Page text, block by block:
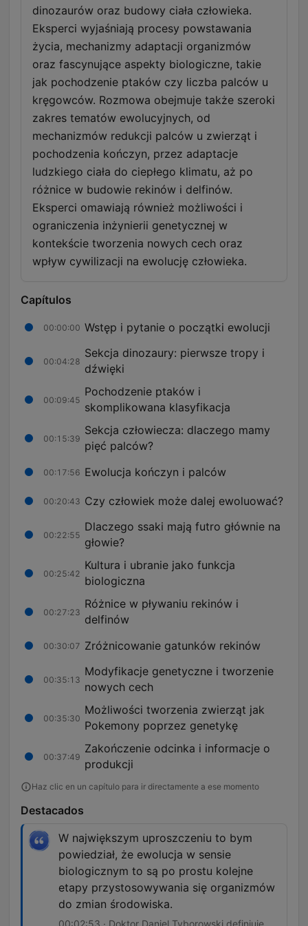
dinozaurów oraz budowy ciała człowieka.
Eksperci wyjaśniają procesy powstawania
życia, mechanizmy adaptacji organizmów
oraz fascynujące aspekty biologiczne, takie
jak pochodzenie ptaków czy liczba palców u
kręgowców. Rozmowa obejmuje także szeroki
zakres tematów ewolucyjnych, od
mechanizmów redukcji palców u zwierząt i
pochodzenia kończyn, przez adaptacje
ludzkiego ciała do ciepłego klimatu, aż po
różnice w budowie rekinów i delfinów.
Eksperci omawiają również możliwości i
ograniczenia inżynierii genetycznej w
kontekście tworzenia nowych cech oraz
wpływ cywilizacji na ewolucję człowieka.
Capítulos
00:00:00 Wstęp i pytanie o początki ewolucji
00:04:28
Sekcja dinozaury: pierwsze tropy i
dźwięki
00:09:45
Pochodzenie ptaków i
skomplikowana klasyfikacja
00:15:39
Sekcja człowiecza: dlaczego mamy
pięć palców?
00:17:56 Ewolucja kończyn i palców
00:20:43 Czy człowiek może dalej ewoluować?
00:22:55
Dlaczego ssaki mają futro głównie na
głowie?
00:25:42
Kultura i ubranie jako funkcja
biologiczna
00:27:23
Różnice w pływaniu rekinów i
delfinów
00:30:07 Zróżnicowanie gatunków rekinów
00:35:13
Modyfikacje genetyczne i tworzenie
nowych cech
00:35:30
Możliwości tworzenia zwierząt jak
Pokemony poprzez genetykę
00:37:49
Zakończenie odcinka i informacje o
produkcji
Haz clic en un capítulo para ir directamente a ese momento
Destacados
W największym uproszczeniu to bym
powiedział, że ewolucja w sensie
biologicznym to są po prostu kolejne
etapy przystosowywania się organizmów
do zmian środowiska.